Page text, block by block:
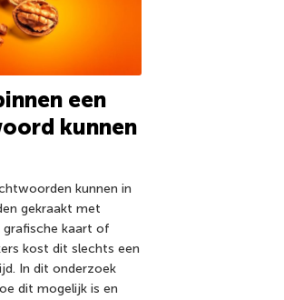
een
kunnen
kunnen in
gekraakt met
grafische kaart of
kost dit slechts een
In dit onderzoek
dit mogelijk is en